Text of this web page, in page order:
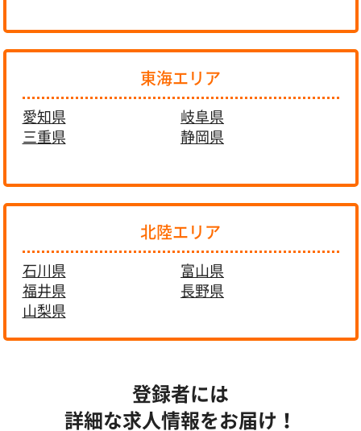
東海エリア
愛知県
岐阜県
三重県
静岡県
北陸エリア
石川県
富山県
福井県
長野県
山梨県
登録者には
詳細な求人情報をお届け！